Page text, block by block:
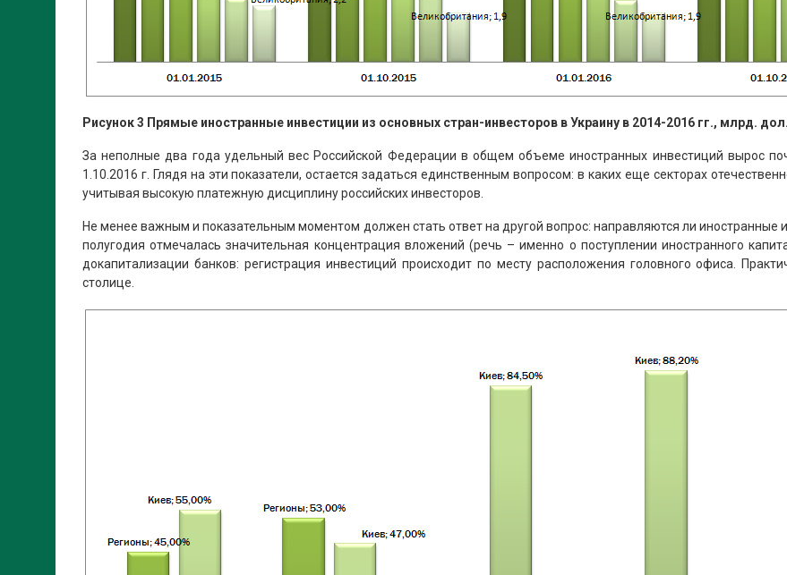
Рисунок 3 Прямые иностранные инвестиции из основных стран-инвесторов в Украину в 2014-2016 гг., млрд.
За неполные два года удельный вес Российской Федерации в общем объеме иностранных инвестиций вырос
1.10.2016 г. Глядя на эти показатели, остается задаться единственным вопросом: в каких еще секторах
учитывая высокую платежную дисциплину российских инвесторов.
Не менее важным и показательным моментом должен стать ответ на другой вопрос: направляются ли иностранные
полугодия отмечалась значительная концентрация вложений (речь – именно о поступлении иностранного
докапитализации банков: регистрация инвестиций происходит по месту расположения головного офиса.
столице.